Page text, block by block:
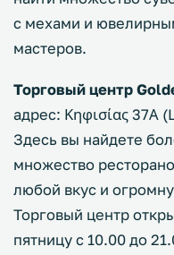
с мехами и
мастеров.
Торговый центр
адрес: Κηφισίας 37Α
Здесь вы найдете
множество
любой вкус и
Торговый центр
пятницу с 10.00 до